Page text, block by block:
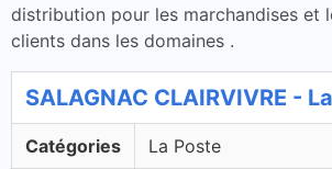
distribution pour les marchandises et
clients dans les domaines .
SALAGNAC CLAIRVIVRE -
Catégories La Poste